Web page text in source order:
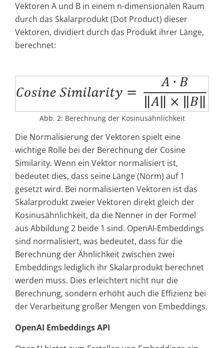
Vektoren A und B in einem n-dimensionalen Raum
durch das Skalarprodukt (Dot Product) dieser
Vektoren, dividiert durch das Produkt ihrer Länge,
berechnet:
Abb. 2: Berechnung der Kosinusähnlichkeit
Die Normalisierung der Vektoren spielt eine
wichtige Rolle bei der Berechnung der Cosine
Similarity. Wenn ein Vektor normalisiert ist,
bedeutet dies, dass seine Länge (Norm) auf 1
gesetzt wird. Bei normalisierten Vektoren ist das
Skalarprodukt zweier Vektoren direkt gleich der
Kosinusähnlichkeit, da die Nenner in der Formel
aus Abbildung 2 beide 1 sind. OpenAI-Embeddings
sind normalisiert, was bedeutet, dass für die
Berechnung der Ähnlichkeit zwischen zwei
Embeddings lediglich ihr Skalarprodukt berechnet
werden muss. Dies erleichtert nicht nur die
Berechnung, sondern erhöht auch die Effizienz bei
der Verarbeitung großer Mengen von Embeddings.
OpenAI Embeddings API